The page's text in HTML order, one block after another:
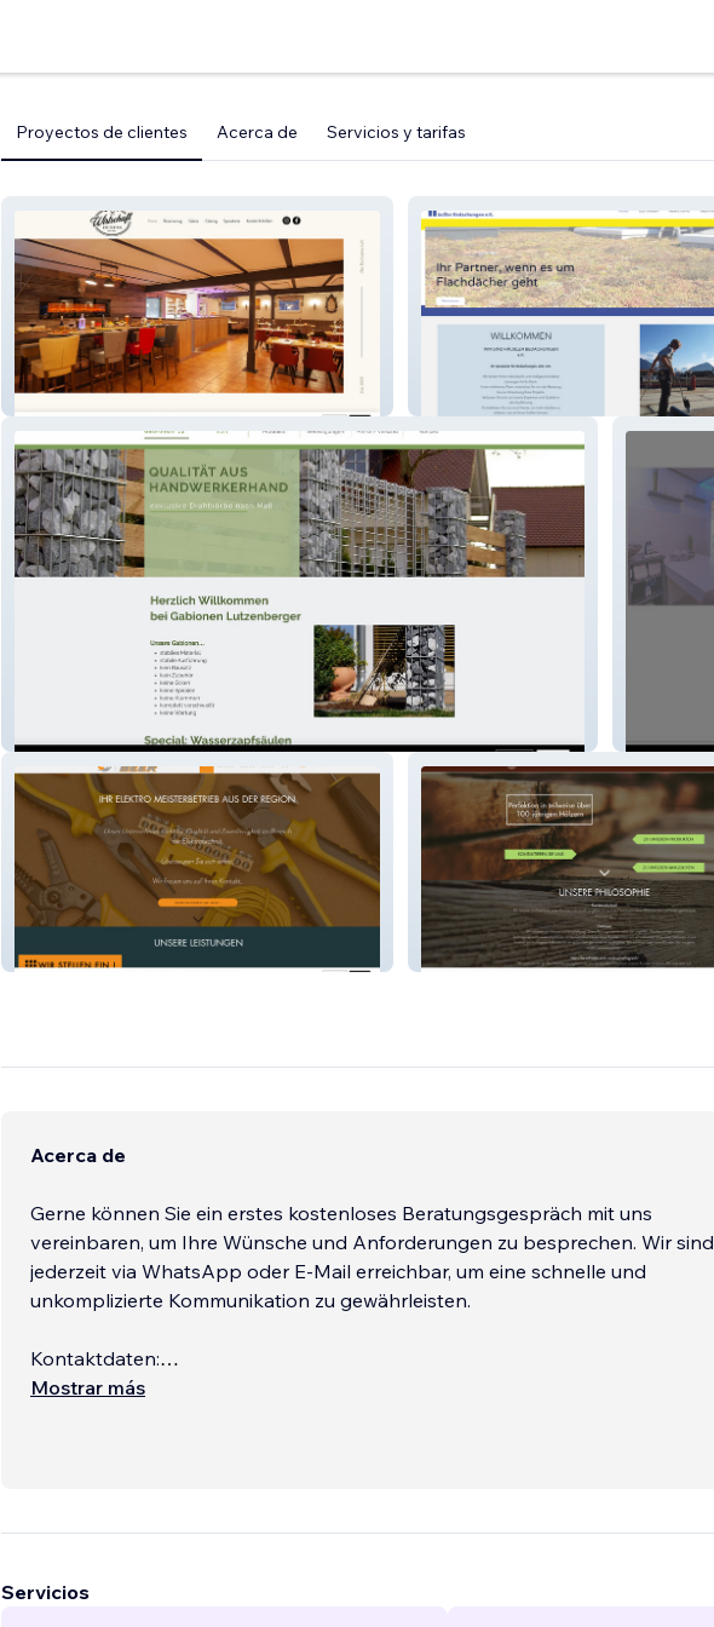
Proyectos de clientes Acerca de Servicios y tarifas
Die Dorfwirtschaft Haeussler
Elektro Beer Holzdesign Moser
Acerca de
Gerne können Sie ein erstes kostenloses Beratungsgespräch mit uns
vereinbaren, um Ihre Wünsche und Anforderungen zu besprechen. Wir sind
jederzeit via WhatsApp oder E-Mail erreichbar, um eine schnelle und
unkomplizierte Kommunikation zu gewährleisten.
Kontaktdaten:
• Whatsapp: ‎+49 1722873781
Mostrar más
Servicios